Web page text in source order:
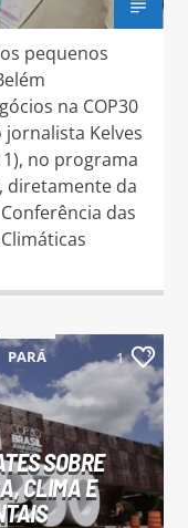
pequenos
na COP30
Kelves
no programa
diretamente da
das
PARÁ
1
SOBRE
CLIMA E